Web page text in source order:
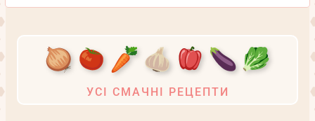
ПЕЧІНКИ
ФРУКТАМИ
УСІ СМАЧНІ РЕЦЕПТИ